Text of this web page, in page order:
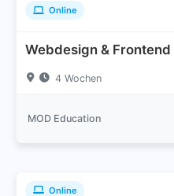
Online
Webdesign &
4 Wochen
MOD Education
Online